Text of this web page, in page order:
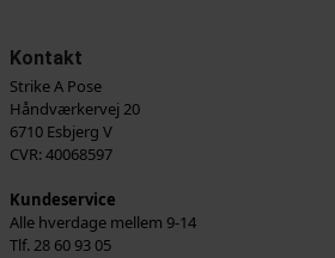
Kontakt
Strike A Pose
Håndværkervej 20
6710 Esbjerg V
CVR: 40068597
Kundeservice
Alle hverdage mellem 9-14
Tlf. 28 60 93 05